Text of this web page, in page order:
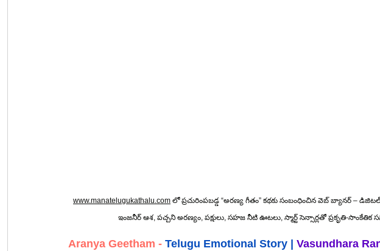
www.manatelugukathalu.com లో ప్రచురింపబడ్డ “అరణ్య గీతం” కథకు సంబంధించిన వెబ్ బ్యానర్ – డిజిటల్ మ్యాప్‌తో అడవిని సంరక్షిస్తున్న
ఇంజనీర్ ఆశ, పచ్చని అరణ్యం, పక్షులు, సహజ నీటి ఊటలు, స్మార్ట్ సెన్సార్లతో ప్రకృతి-సాంకేతిక
Aranya Geetham - Telugu Emotional Story
Vasundhara